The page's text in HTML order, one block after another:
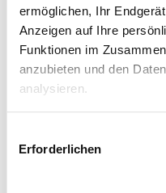
ermöglichen, Ihr
Anzeigen auf Ihre
Funktionen im
anzubieten und den
analysieren.
akzeptieren, ablehnen
ausgenommen sind
Website unbedingt
Erforderlichen
SOCKEL
Die